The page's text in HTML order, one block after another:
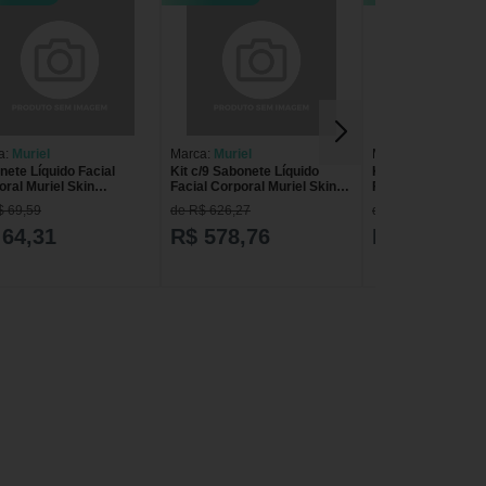
Muriel
Líquido Facial
Muriel Skin
200ml
69,59
Marca: Muriel
Kit c/9 Sabonete Líquido
Facial Corporal Muriel Skin
Pêssego 200ml
de R$ 626,27
R$ 578,76
Marca:
Kit c/9 Sabonete
Facial Corporal
de R$ 626,27
R$ 578,76